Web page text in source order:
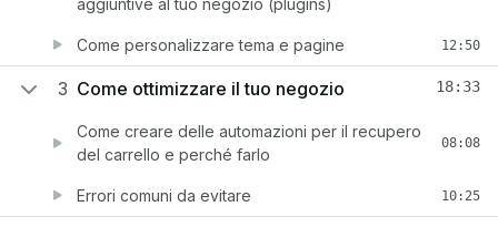
aggiuntive al tuo negozio (plugins)
Come personalizzare tema e pagine 12:50
3 Come ottimizzare il tuo negozio 18:33
Come creare delle automazioni per il recupero
del carrello e perché farlo
08:08
Errori comuni da evitare 10:25